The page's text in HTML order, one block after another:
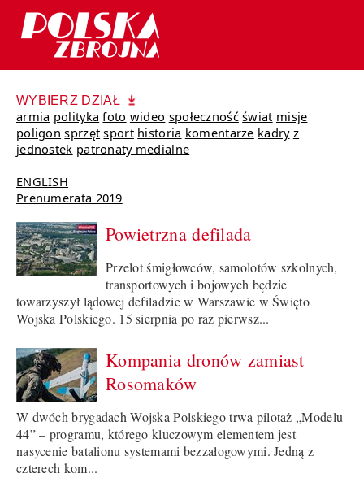
WYBIERZ DZIAŁ
armia polityka foto wideo społeczność świat misje
poligon sprzęt sport historia komentarze kadry z
jednostek patronaty medialne
ENGLISH
Prenumerata 2019
Powietrzna defilada
Przelot śmigłowców, samolotów szkolnych,
transportowych i bojowych będzie
towarzyszył lądowej defiladzie w Warszawie w Święto
Wojska Polskiego. 15 sierpnia po raz pierwsz...
Kompania dronów zamiast
Rosomaków
W dwóch brygadach Wojska Polskiego trwa pilotaż „Modelu
44” – programu, którego kluczowym elementem jest
nasycenie batalionu systemami bezzałogowymi. Jedną z
czterech kom...